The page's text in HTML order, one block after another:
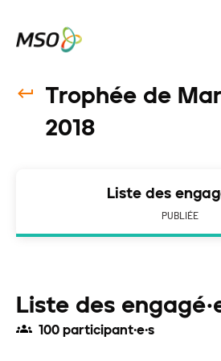
Trophée de
2018
Liste des
PUBLIÉE
Liste des
100 participant·e·s